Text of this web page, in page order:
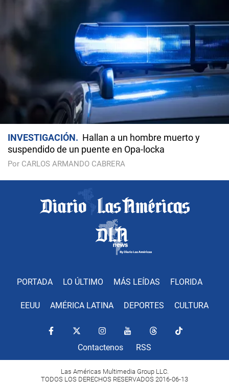
INVESTIGACIÓN
Hallan a un hombre muerto y
suspendido de un puente en Opa-locka
Por CARLOS ARMANDO CABRERA
PORTADA LO ÚLTIMO MÁS LEÍDAS FLORIDA
EEUU AMÉRICA LATINA DEPORTES CULTURA
Contactenos RSS
Las Américas Multimedia Group LLC.
TODOS LOS DERECHOS RESERVADOS 2016-06-13